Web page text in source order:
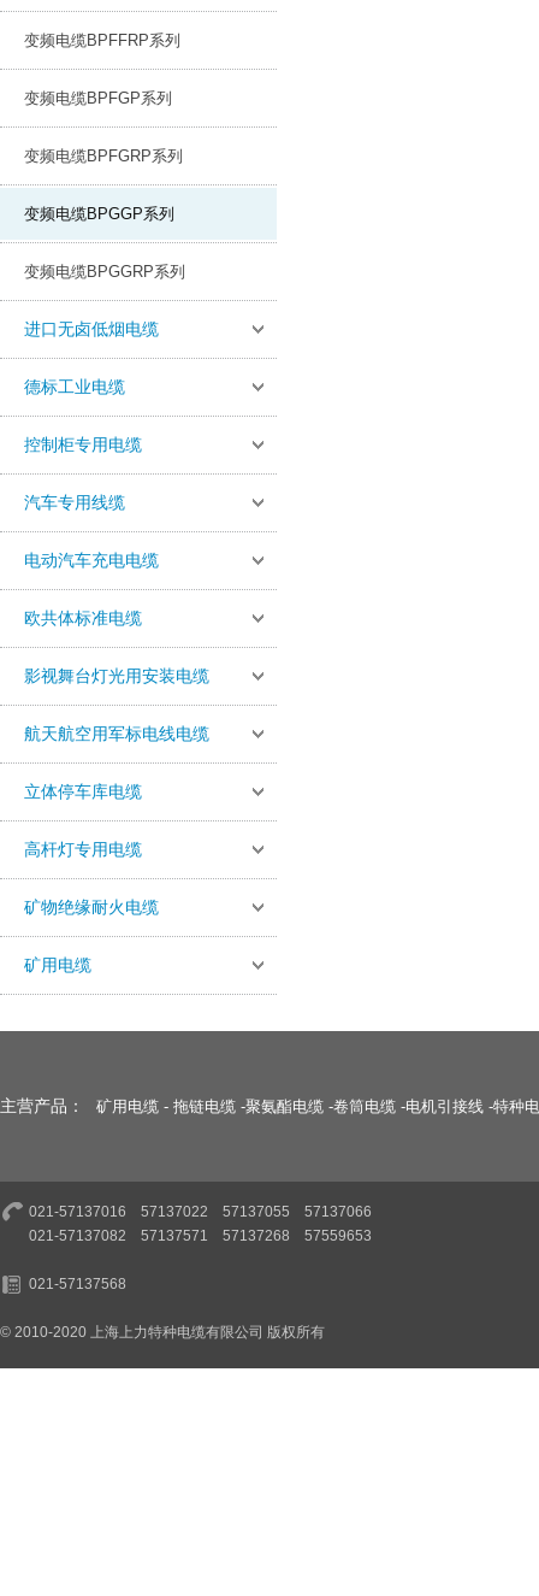
变频电缆BPFFRP系列
变频电缆BPFGP系列
变频电缆BPFGRP系列
变频电缆BPGGP系列
变频电缆BPGGRP系列
进口无卤低烟电缆
德标工业电缆
控制柜专用电缆
汽车专用线缆
电动汽车充电电缆
欧共体标准电缆
影视舞台灯光用安装电缆
航天航空用军标电线电缆
立体停车库电缆
高杆灯专用电缆
矿物绝缘耐火电缆
矿用电缆
主营产品： 矿用电缆 - 拖链电缆 -聚氨酯电缆 -卷筒电缆 -电机引接线 -特种
021-57137016 57137022 57137055 57137066
021-57137082 57137571 57137268 57559653
021-57137568
© 2010-2020 上海上力特种电缆有限公司 版权所有